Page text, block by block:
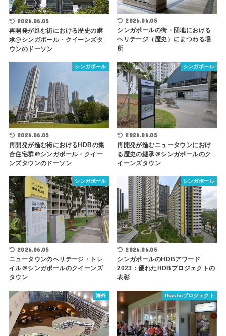
2026.06.05
再開発が進む街における歴史の継
承@シンガポール・クイーンズタ
ウンのドーソン
2026.06.05
シンガポールの街・団地における
ヘリテージ（歴史）にまつわる場
所
シンガポール
2026.06.05
再開発が進む街におけるHDBの集
合住宅群＠シンガポール・クイー
ンズタウンのドーソン
シンガポール
2026.06.05
再開発が進むニュータウンにおけ
る歴史の継承＠シンガポールのク
イーンズタウン
シンガポール
2026.06.05
ニュータウンのヘリテージ・トレ
イル＠シンガポールのクイーンズ
タウン
シンガポール
2026.06.05
シンガポールのHDBアワード
2023：優れたHDBプロジェクトの
表彰
海外 Ibashoプロジェクト